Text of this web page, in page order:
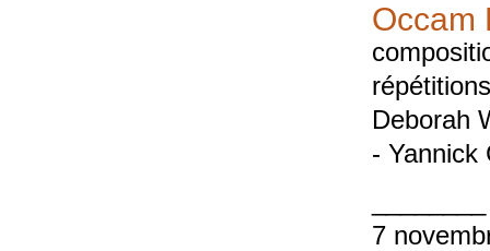
Occam
répétitions
Deborah
- Yannick
7